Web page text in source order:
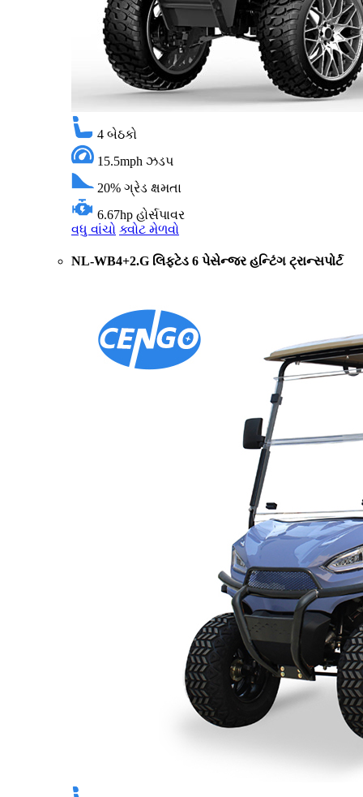
4 બેઠકો
15.5mph ઝડપ
20% ગ્રેડ ક્ષમતા
6.67hp હોર્સપાવર
વધુ વાંચો ક્વોટ મેળવો
NL-WB4+2.G લિફ્ટેડ 6 પેસેન્જર હન્ટિંગ ટ્રાન્સપોર્ટ